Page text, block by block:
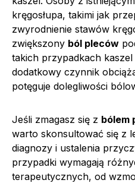
kręgosłupa, takimi jak
zwyrodnienie stawów
zwiększony ból pleców
takich przypadkach kaszel
dodatkowy czynnik
potęguje dolegliwości
Jeśli zmagasz się z bólem
warto skonsultować się z
diagnozy i ustalenia
przypadki wymagają
terapeutycznych, od